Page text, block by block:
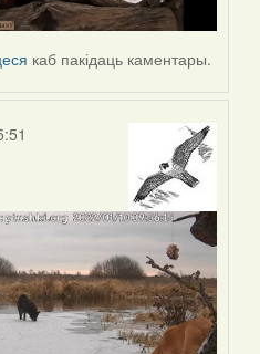
каб пакідаць каментары.